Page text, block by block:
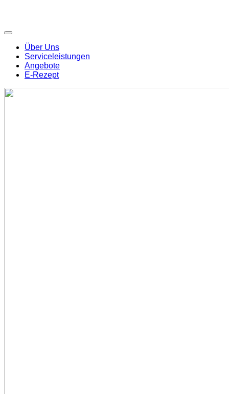
Über Uns
Serviceleistungen
Angebote
E-Rezept